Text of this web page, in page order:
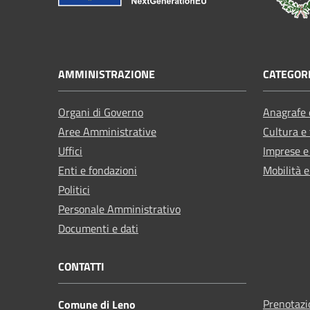
AMMINISTRAZIONE
Organi di Governo
Aree Amministrative
Uffici
Enti e fondazioni
Politici
Personale Amministrativo
Documenti e dati
Cultura
Imprese
Mobilità
CONTATTI
Comune di Leno